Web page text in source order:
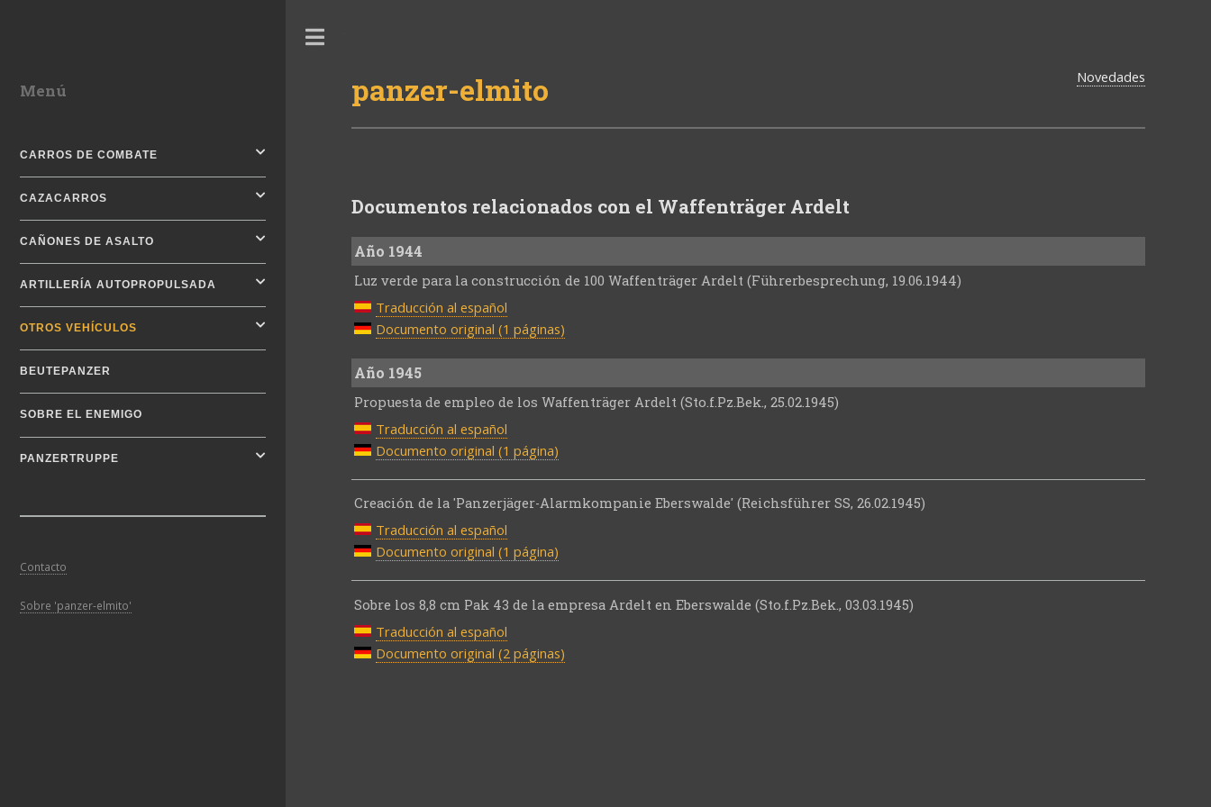
panzer-elmito Novedades
Documentos relacionados con el Waffenträger Ardelt
Año 1944
Luz verde para la construcción de 100 Waffenträger Ardelt (Führerbesprechung, 19.06.1944)
Traducción al español
Documento original (1 páginas)
Año 1945
Propuesta de empleo de los Waffenträger Ardelt (Sto.f.Pz.Bek., 25.02.1945)
Traducción al español
Documento original (1 página)
Creación de la 'Panzerjäger-Alarmkompanie Eberswalde' (Reichsführer SS, 26.02.1945)
Traducción al español
Documento original (1 página)
Sobre los 8,8 cm Pak 43 de la empresa Ardelt en Eberswalde (Sto.f.Pz.Bek., 03.03.1945)
Traducción al español
Documento original (2 páginas)
Menú
CARROS DE COMBATE
CAZACARROS
CAÑONES DE ASALTO
ARTILLERÍA AUTOPROPULSADA
OTROS VEHÍCULOS
BEUTEPANZER
SOBRE EL ENEMIGO
PANZERTRUPPE
Contacto
Sobre 'panzer-elmito'